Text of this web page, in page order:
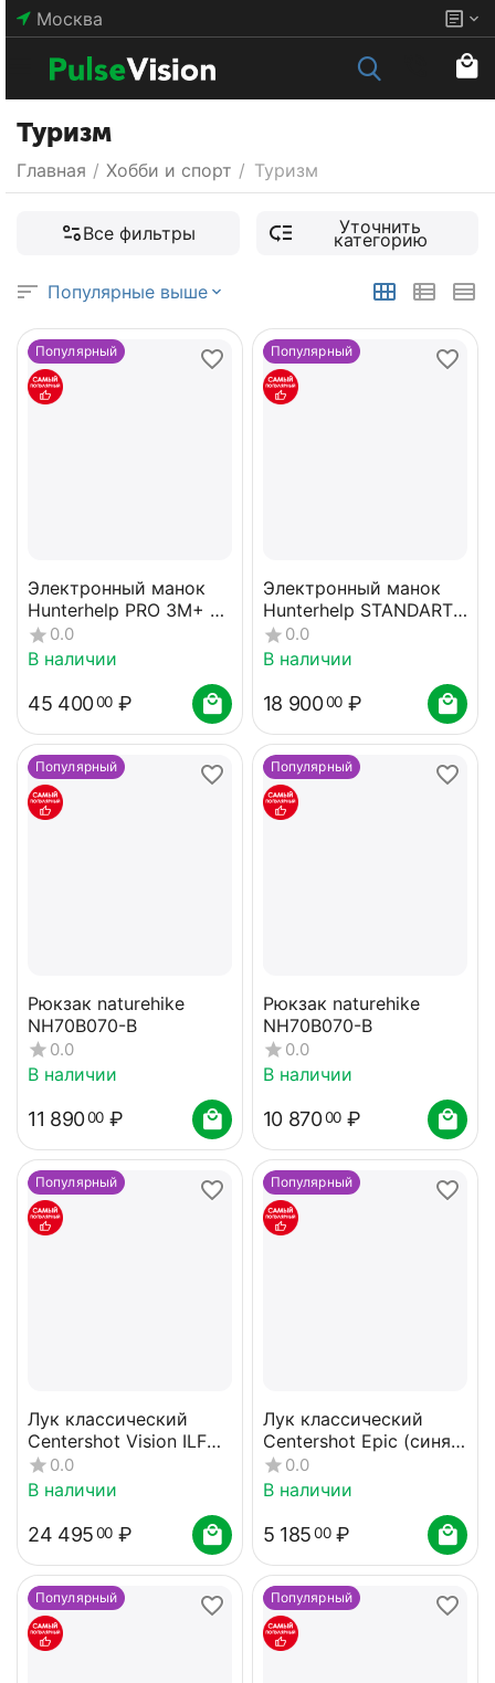
Москва
Туризм
Главная / Хобби и спорт / Туризм
Все фильтры Уточнить
категорию
Популярные выше
Популярный
Электронный манок
Hunterhelp PRO 3M+ 2
динамика ТK-9RU
карта №7
0.0
В наличии
45 40000 ₽
Популярный
Электронный манок
Hunterhelp STANDART
3M с динамиком TK-
9RU карта №4
0.0
В наличии
18 90000 ₽
Популярный
Рюкзак naturehike
NH70B070-B
0.0
В наличии
11 89000 ₽
Популярный
Рюкзак naturehike
NH70B070-B
0.0
В наличии
10 87000 ₽
Популярный
Лук классический
Centershot Vision ILF
(черный) 40#
0.0
В наличии
24 49500 ₽
Популярный
Лук классический
Centershot Epic (синяя
рукоятка) 30#
0.0
В наличии
5 18500 ₽
Популярный Популярный